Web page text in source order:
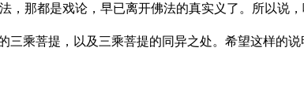
那都是戏论，早已离开佛法的真实义了。所以说
乘菩提，以及三乘菩提的同异之处。希望这样的说